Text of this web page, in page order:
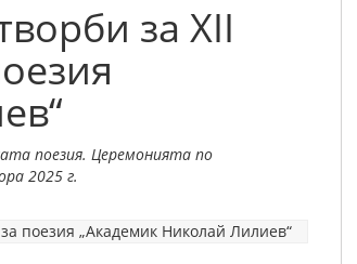
за XII
поезия. Церемонията по
2025 г.